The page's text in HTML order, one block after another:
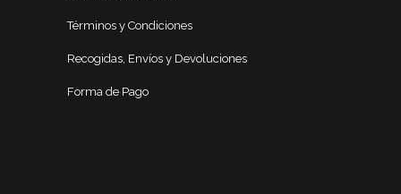
Términos y Condiciones
Recogidas, Envíos y Devoluciones
Forma de Pago